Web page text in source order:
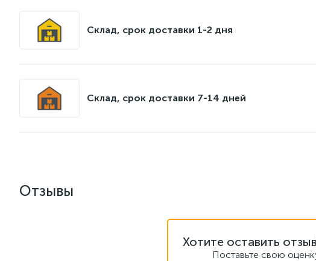
Склад, срок доставки 1-2 дня
Склад, срок доставки 7-14 дней
Отзывы
Хотите оставить
Поставьте свою